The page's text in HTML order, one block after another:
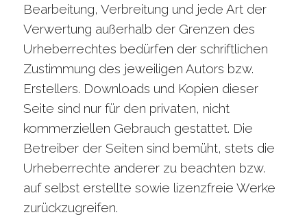
Bearbeitung, Verbreitung und jede Art der
Verwertung außerhalb der Grenzen des
Urheberrechtes bedürfen der schriftlichen
Zustimmung des jeweiligen Autors bzw.
Erstellers. Downloads und Kopien dieser
Seite sind nur für den privaten, nicht
kommerziellen Gebrauch gestattet. Die
Betreiber der Seiten sind bemüht, stets die
Urheberrechte anderer zu beachten bzw.
auf selbst erstellte sowie lizenzfreie Werke
zurückzugreifen.